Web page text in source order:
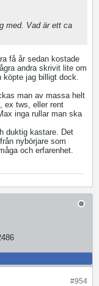
med. Vad är ett ca
få år sedan kostade
andra skrivit lite om
köpte jag billigt dock.
man av massa helt
ex tws, eller rent
inga rullar man ska
duktig kastare. Det
nybörjare som
och erfarenhet.
#954